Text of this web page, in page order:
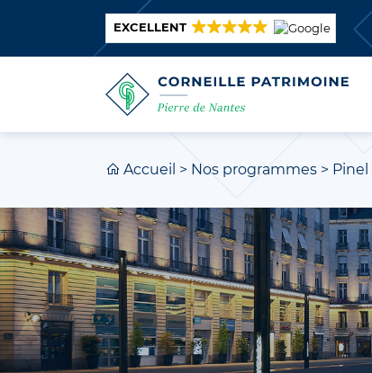
EXCELLENT
Accueil > Nos programmes > Pinel